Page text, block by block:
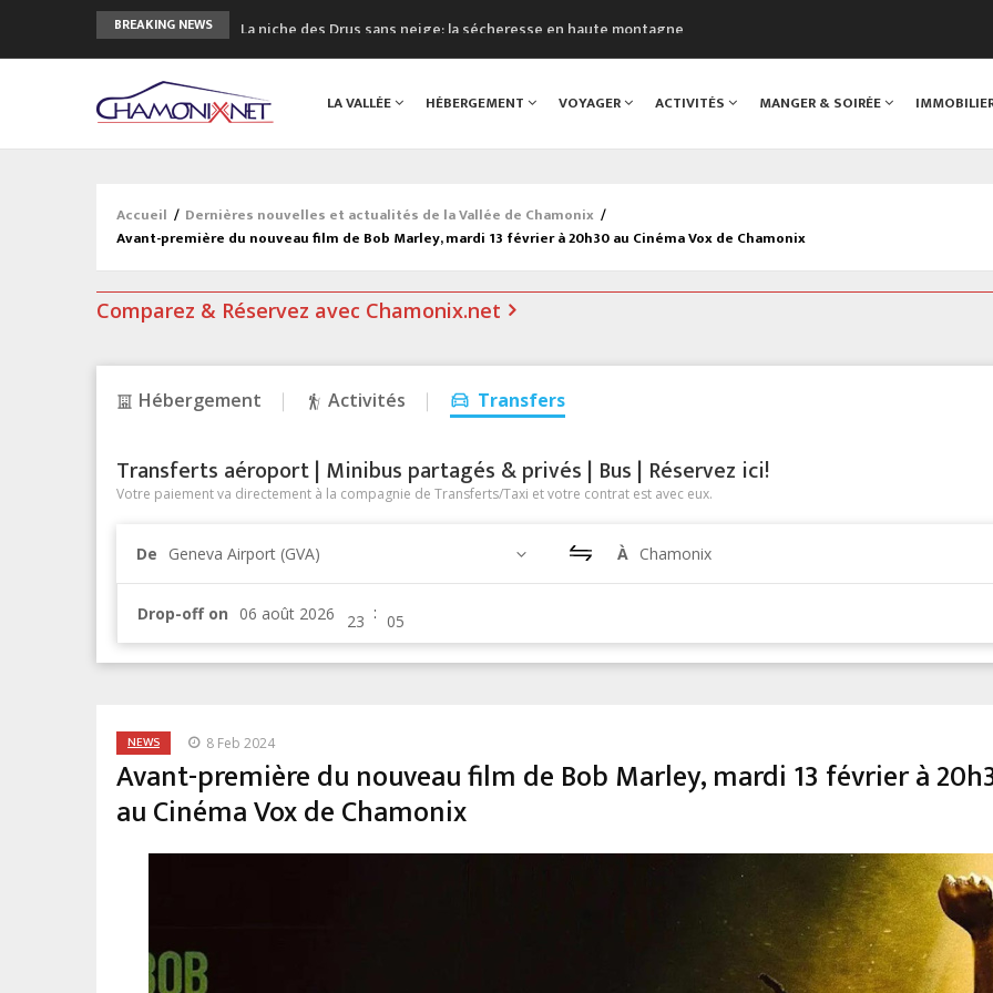
BREAKING NEWS
La niche des Drus sans neige: la sécheresse en haute montagne
Craft ouvre un nouveau magasin de course à pied à Chamonix
3eme Chamonix Vallée Classics Festival
LA VALLÉE HÉBERGEMENT VOYAGER ACTIVITÉS MANGER & SOIRÉE
Accueil / Dernières nouvelles et actualités de la Vallée de Chamonix /
Avant-première du nouveau film de Bob Marley, mardi 13 février à 20h30 au Cinéma Vox de Chamonix
Comparez & Réservez avec Chamonix.net
Hébergement Activités Transfers
Transferts aéroport | Minibus partagés & privés | Bus | Réservez ici!
Votre paiement va directement à la compagnie de Transferts/Taxi et votre contrat est avec eux.
De Geneva Airport (GVA) À Chamonix
Drop-off on :
NEWS 8 Feb 2024
Avant-première du nouveau film de Bob Marley, mardi 13 février à
au Cinéma Vox de Chamonix